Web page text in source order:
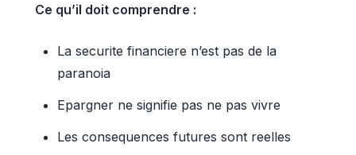
Ce qu’il doit comprendre :
La securite financiere n’est pas de la
paranoia
Epargner ne signifie pas ne pas vivre
Les consequences futures sont reelles